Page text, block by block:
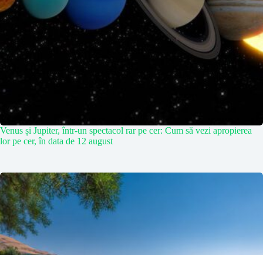
Venus și Jupiter, într-un spectacol rar pe cer: Cum să vezi apropierea
lor pe cer, în data de 12 august